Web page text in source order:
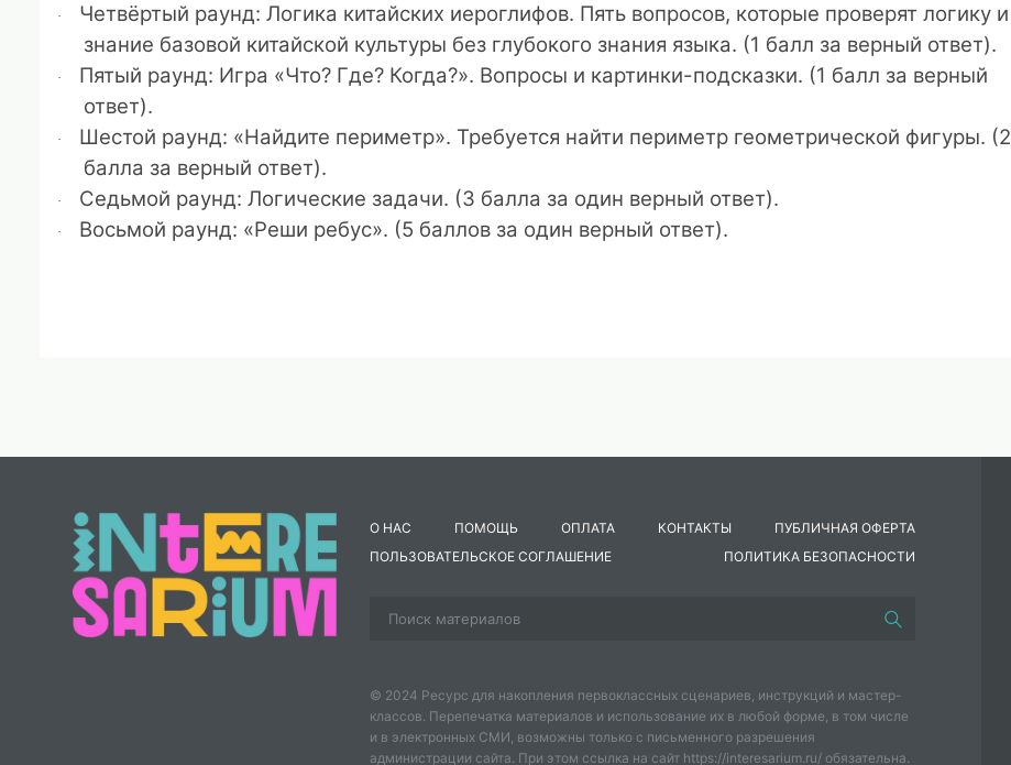
· Четвёртый раунд: Логика китайских иероглифов. Пять вопросов, которые проверят логику и
знание базовой китайской культуры без глубокого знания языка. (1 балл за верный ответ).
· Пятый раунд: Игра «Что? Где? Когда?». Вопросы и картинки-подсказки. (1 балл за верный
ответ).
· Шестой раунд: «Найдите периметр». Требуется найти периметр геометрической фигуры. (2
балла за верный ответ).
· Седьмой раунд: Логические задачи. (3 балла за один верный ответ).
· Восьмой раунд: «Реши ребус». (5 баллов за один верный ответ).
О НАС ПОМОЩЬ ОПЛАТА КОНТАКТЫ
ПУБЛИЧНАЯ ОФЕРТА
ПОЛЬЗОВАТЕЛЬСКОЕ СОГЛАШЕНИЕ
ПОЛИТИКА БЕЗОПАСНОСТИ
© 2024 Ресурс для накопления первоклассных сценариев, инструкций и мастер-
классов. Перепечатка материалов и использование их в любой форме, в том числе
и в электронных СМИ, возможны только с письменного разрешения
администрации сайта. При этом ссылка на сайт https://interesarium.ru/ обязательна.